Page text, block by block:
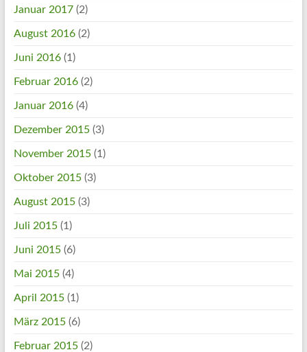
Januar 2017(2)
August 2016(2)
Juni 2016(1)
Februar 2016(2)
Januar 2016(4)
Dezember 2015(3)
November 2015(1)
Oktober 2015(3)
August 2015(3)
Juli 2015(1)
Juni 2015(6)
Mai 2015(4)
April 2015(1)
März 2015(6)
Februar 2015(2)